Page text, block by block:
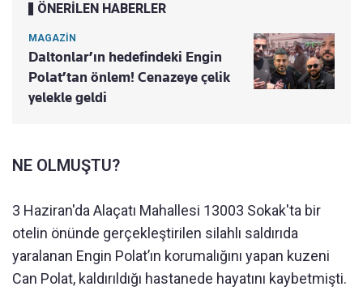
ÖNERİLEN HABERLER
MAGAZİN
Daltonlar’ın hedefindeki Engin
Polat’tan önlem! Cenazeye çelik
yelekle geldi
NE OLMUŞTU?
3 Haziran'da Alaçatı Mahallesi 13003 Sokak'ta bir
otelin önünde gerçekleştirilen silahlı saldırıda
yaralanan Engin Polat’ın korumalığını yapan kuzeni
Can Polat, kaldırıldığı hastanede hayatını kaybetmişti.